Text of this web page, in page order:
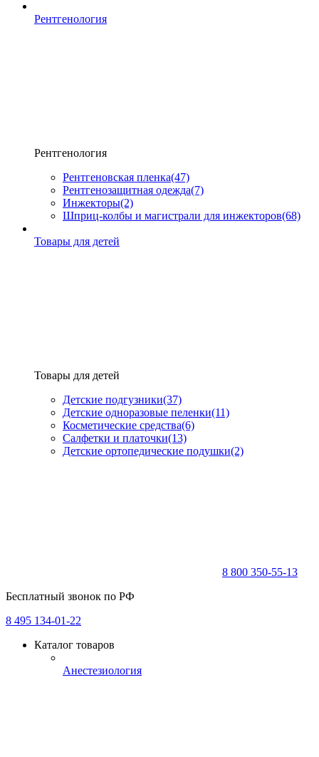
Рентгенология
Рентгенология
Рентгеновская пленка(47)
Рентгенозащитная одежда(7)
Инжекторы(2)
Шприц-колбы и магистрали для инжекторов(68)
Товары для детей
Товары для детей
Детские подгузники(37)
Детские одноразовые пеленки(11)
Косметические средства(6)
Салфетки и платочки(13)
Детские ортопедические подушки(2)
8 800 350-55-13
Бесплатный звонок по РФ
8 495 134-01-22
Каталог товаров
Анестезиология